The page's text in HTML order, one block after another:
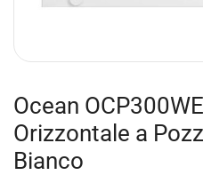
Ocean
Orizzontale a
Bianco